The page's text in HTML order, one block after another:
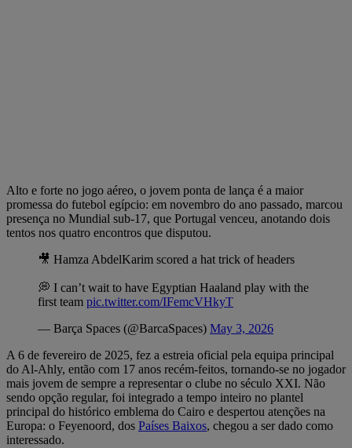
Alto e forte no jogo aéreo, o jovem ponta de lança é a maior
promessa do futebol egípcio: em novembro do ano passado, marcou
presença no Mundial sub-17, que Portugal venceu, anotando dois
tentos nos quatro encontros que disputou.
🎥 Hamza AbdelKarim scored a hat trick of headers
💭 I can’t wait to have Egyptian Haaland play with the
first team pic.twitter.com/IFemcVHkyT
— Barça Spaces (@BarcaSpaces) May 3, 2026
A 6 de fevereiro de 2025, fez a estreia oficial pela equipa principal
do Al-Ahly, então com 17 anos recém-feitos, tornando-se no jogador
mais jovem de sempre a representar o clube no século XXI. Não
sendo opção regular, foi integrado a tempo inteiro no plantel
principal do histórico emblema do Cairo e despertou atenções na
Europa: o Feyenoord, dos Países Baixos, chegou a ser dado como
interessado.